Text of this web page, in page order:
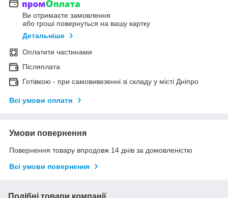
Ви отримаєте замовлення
або гроші повернуться на вашу картку
Детальніше
Оплатити частинами
Післяплата
Готівкою - при самовивезенні зі складу у місті Дніпро
Всі умови оплати
Умови повернення
Повернення товару впродовж 14 днів за домовленістю
Всі умови повернення